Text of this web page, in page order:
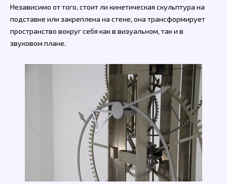
Независимо от того, стоит ли кинетическая скульптура на
подставке или закреплена на стене, она трансформирует
пространство вокруг себя как в визуальном, так и в
звуковом плане.